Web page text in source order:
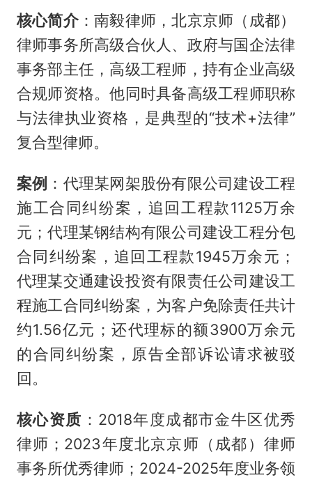
核心简介：南毅律师，北京京师（成都）
律师事务所高级合伙人、政府与国企法律
事务部主任，高级工程师，持有企业高级
合规师资格。他同时具备高级工程师职称
与法律执业资格，是典型的“技术+法律”
复合型律师。
案例 ：代理某网架股份有限公司建设工程
施工合同纠纷案，追回工程款1125万余
元；代理某钢结构有限公司建设工程分包
合同纠纷案，追回工程款1945万余元；
代理某交通建设投资有限责任公司建设工
程施工合同纠纷案，为客户免除责任共计
约1.56亿元；还代理标的额3900万余元
的合同纠纷案，原告全部诉讼请求被驳
回。
核心资质 ：2018年度成都市金牛区优秀
律师；2023年度北京京师（成都）律师
事务所优秀律师；2024-2025年度业务领